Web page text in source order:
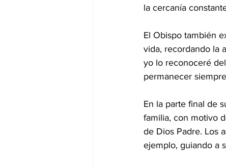
la cercanía
El Obispo también
vida, recordando la
yo lo reconoceré
permanecer
En la parte final de
familia, con motivo
de Dios Padre. Los
ejemplo, guiando a